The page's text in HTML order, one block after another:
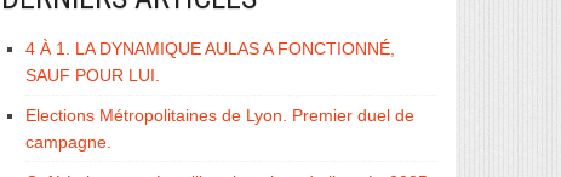
4 À 1. LA DYNAMIQUE AULAS A FONCTIONNÉ,
SAUF POUR LUI.
Elections Métropolitaines de Lyon. Premier duel de
campagne.